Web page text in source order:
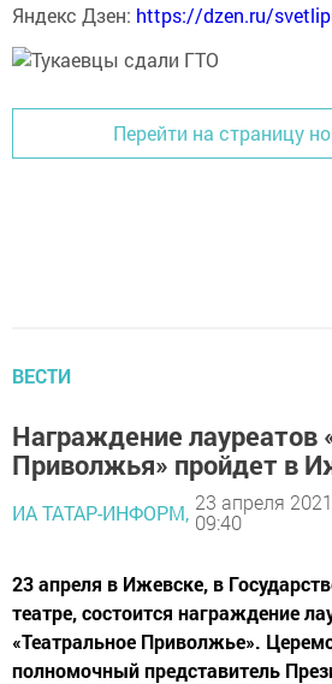
Яндекс Дзен: https://dzen.ru/
Перейти на страницу
ВЕСТИ
Награждение лауреатов
Приволжья» пройдет в
ИА ТАТАР-ИНФОРМ, 23 апреля
09:40
23 апреля в Ижевске, в
театре, состоится награждение
«Театральное Приволжье».
полномочный представитель